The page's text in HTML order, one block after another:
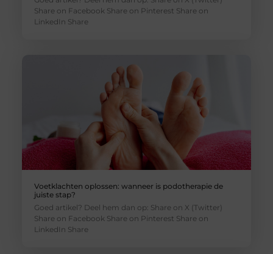
Share on Facebook Share on Pinterest Share on
LinkedIn Share
Voetklachten oplossen: wanneer is podotherapie de
juiste stap?
Goed artikel? Deel hem dan op: Share on X (Twitter)
Share on Facebook Share on Pinterest Share on
LinkedIn Share